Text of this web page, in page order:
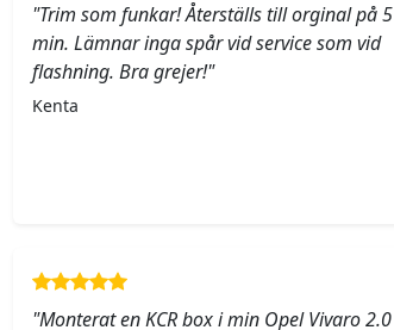
"Trim som funkar! Återställs till orginal på 5
min. Lämnar inga spår vid service som vid
flashning. Bra grejer!"
Kenta
"Monterat en KCR box i min Opel Vivaro 2.0